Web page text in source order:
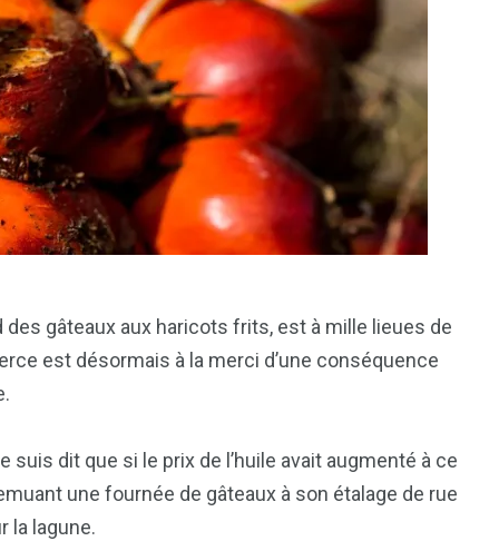
gâteaux aux haricots frits, est à mille lieues de
est désormais à la merci d’une conséquence
dit que si le prix de l’huile avait augmenté à ce
une fournée de gâteaux à son étalage de rue
la lagune.